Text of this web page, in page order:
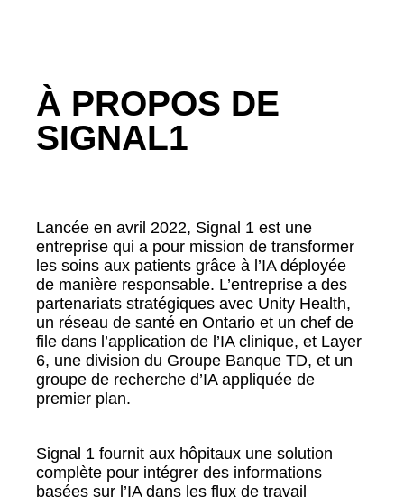
À PROPOS DE
SIGNAL1
Lancée en avril 2022, Signal 1 est une
entreprise qui a pour mission de transformer
les soins aux patients grâce à l’IA déployée
de manière responsable. L’entreprise a des
partenariats stratégiques avec Unity Health,
un réseau de santé en Ontario et un chef de
file dans l’application de l’IA clinique, et Layer
6, une division du Groupe Banque TD, et un
groupe de recherche d’IA appliquée de
premier plan.
Signal 1 fournit aux hôpitaux une solution
complète pour intégrer des informations
basées sur l’IA dans les flux de travail